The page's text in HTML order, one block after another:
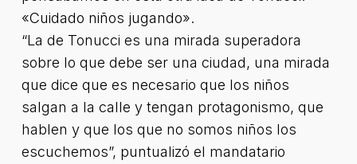
«Cuidado niños jugando».
“La de Tonucci es una mirada superadora
sobre lo que debe ser una ciudad, una mirada
que dice que es necesario que los niños
salgan a la calle y tengan protagonismo, que
hablen y que los que no somos niños los
escuchemos”, puntualizó el mandatario